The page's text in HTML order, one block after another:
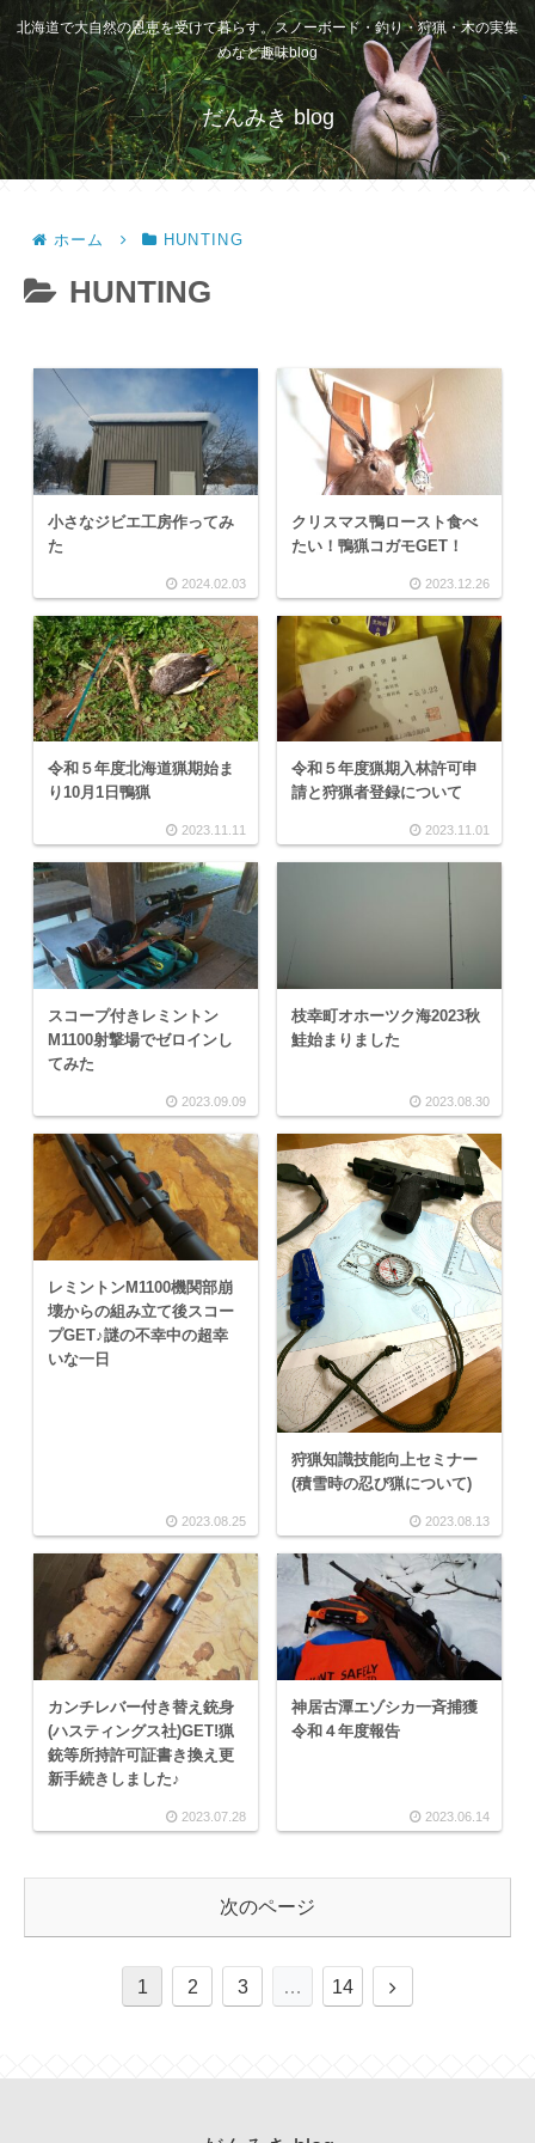
北海道で大自然の恩恵を受けて暮らす。スノーボード・釣り・狩猟・木の実集
めなど趣味blog
だんみき blog
ホーム HUNTING
HUNTING
小さなジビエ工房作ってみ
た
2024.02.03
クリスマス鴨ロースト食べ
たい！鴨猟コガモGET！
2023.12.26
令和５年度北海道猟期始ま
り10月1日鴨猟
2023.11.11
令和５年度猟期入林許可申
請と狩猟者登録について
2023.11.01
スコープ付きレミントン
M1100射撃場でゼロインし
てみた
2023.09.09
枝幸町オホーツク海2023秋
鮭始まりました
2023.08.30
レミントンM1100機関部崩
壊からの組み立て後スコー
プGET♪謎の不幸中の超幸
いな一日
2023.08.25
狩猟知識技能向上セミナー
(積雪時の忍び猟について)
2023.08.13
カンチレバー付き替え銃身
(ハスティングス社)GET!猟
銃等所持許可証書き換え更
新手続きしました♪
2023.07.28
神居古潭エゾシカ一斉捕獲
令和４年度報告
2023.06.14
次のページ
1 2 3 … 14